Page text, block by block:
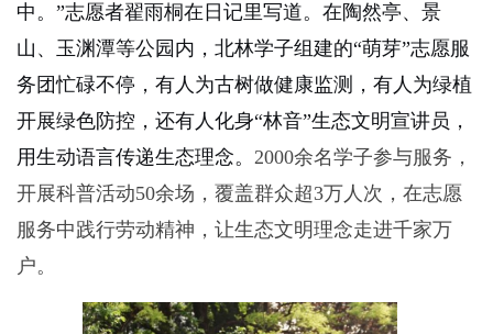
中。”志愿者翟雨桐在日记里写道。在陶然亭、景
山、玉渊潭等公园内，北林学子组建的“萌芽”志愿服
务团忙碌不停，有人为古树做健康监测，有人为绿植
开展绿色防控，还有人化身“林音”生态文明宣讲员，
用生动语言传递生态理念。 2000余名学子参与服务，
开展科普活动50余场，覆盖群众超3万人次，在志愿
服务中践行劳动精神，让生态文明理念走进千家万
户。